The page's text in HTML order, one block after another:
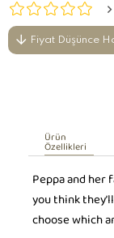
Fiyat Düşünce
Ürün
Özellikleri
Peppa and
you think
choose which